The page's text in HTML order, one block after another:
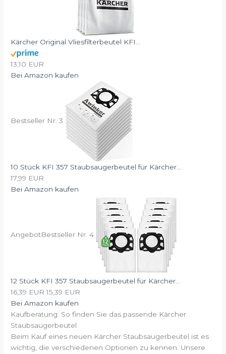
Kärcher Original Vliesfilterbeutel KFI...
13,10 EUR
Bei Amazon kaufen
Bestseller Nr. 3
10 Stück KFI 357 Staubsaugerbeutel für Kärcher...
17,99 EUR
Bei Amazon kaufen
AngebotBestseller Nr. 4
12 Stück KFI 357 Staubsaugerbeutel für Kärcher...
16,39 EUR 15,39 EUR
Bei Amazon kaufen
Kaufberatung: So finden Sie das passende Kärcher
Staubsaugerbeutel
Beim Kauf eines neuen Kärcher Staubsaugerbeutel ist es
wichtig, die verschiedenen Optionen zu kennen. Unsere